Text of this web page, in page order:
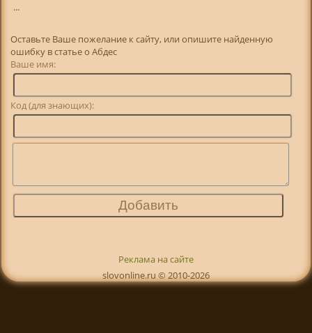
...
Оставьте Ваше пожелание к сайту, или опишите найденную
ошибку в статье о Абдес
Ваше имя:
Код (для знающих):
Реклама на сайте
slovonline.ru © 2010-2026